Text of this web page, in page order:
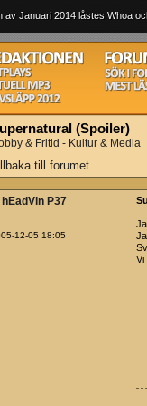
av Januari 2014 låstes Whoa
(Spoiler)
& Fritid - Kultur & Media
till forumet
hEadVin P37
12-05 18:05
Vi